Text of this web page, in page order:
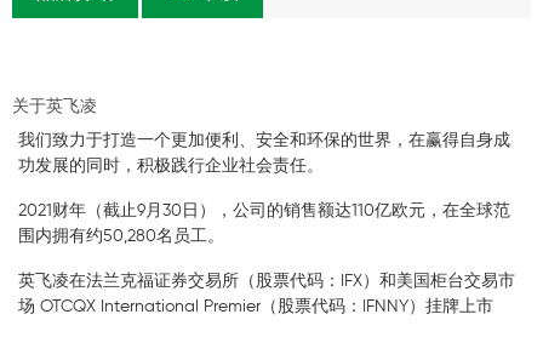
关于英飞凌
我们致力于打造一个更加便利、安全和环保的世界，在赢得自身成
功发展的同时，积极践行企业社会责任。
2021财年（截止9月30日），公司的销售额达110亿欧元，在全球范
围内拥有约50,280名员工。
英飞凌在法兰克福证券交易所（股票代码：IFX）和美国柜台交易市
场 OTCQX International Premier（股票代码：IFNNY）挂牌上市